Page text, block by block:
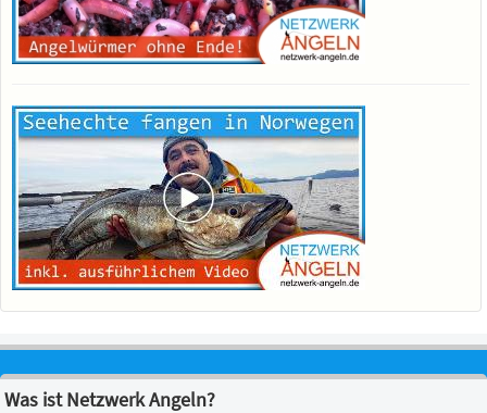
Was ist Netzwerk Angeln?